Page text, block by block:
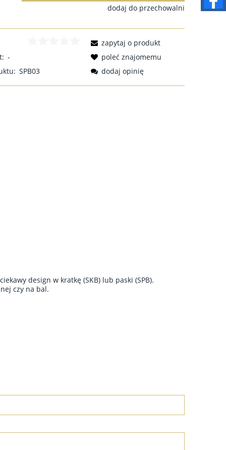
dodaj do przechowalni
-
SPB03
zapytaj o produkt
poleć znajomemu
dodaj opinię
design w kratkę (SKB) lub paski (SPB).
czy na bal.